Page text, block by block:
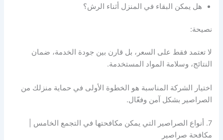
هل يمكن البقاء في المنزل أثناء الرش؟
نصيحة:
لا تعتمد فقط على السعر، بل قارن بين جودة الخدمة، ضمان
النتائج، وسلامة المواد المستخدمة.
اختيار الشركة المناسبة هو الخطوة الأولى في حماية منزلك من
الصراصير بشكل آمن وفعّال.
7. أنواع الصراصير التي يمكن مكافحتها في التجمع الخامس |
مكافحة صراصير